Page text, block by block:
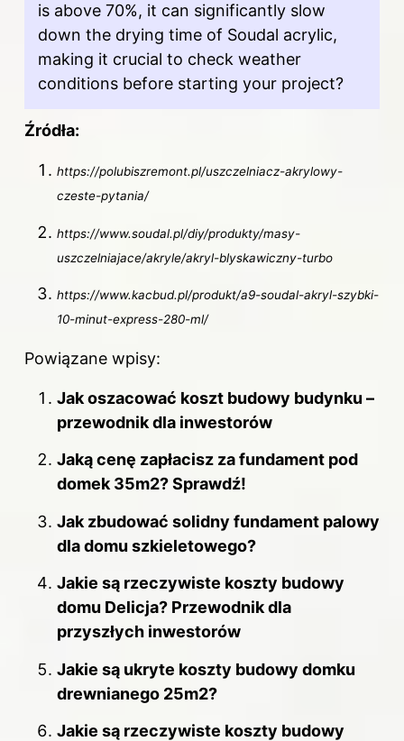
is above 70%, it can significantly slow
down the drying time of Soudal acrylic,
making it crucial to check weather
conditions before starting your project?
Źródła:
https://polubiszremont.pl/uszczelniacz-akrylowy-
czeste-pytania/
https://www.soudal.pl/diy/produkty/masy-
uszczelniajace/akryle/akryl-blyskawiczny-turbo
https://www.kacbud.pl/produkt/a9-soudal-akryl-szybki-
10-minut-express-280-ml/
Powiązane wpisy:
Jak oszacować koszt budowy budynku –
przewodnik dla inwestorów
Jaką cenę zapłacisz za fundament pod
domek 35m2? Sprawdź!
Jak zbudować solidny fundament palowy
dla domu szkieletowego?
Jakie są rzeczywiste koszty budowy
domu Delicja? Przewodnik dla
przyszłych inwestorów
Jakie są ukryte koszty budowy domku
drewnianego 25m2?
Jakie są rzeczywiste koszty budowy